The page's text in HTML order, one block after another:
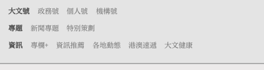
大文號 政務號 個人號 機構號
專題 新聞專題 特別策劃
資訊 專欄+ 資訊推薦 各地動態 港澳速遞 大文健康